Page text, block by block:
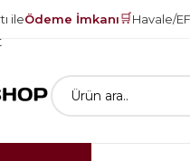
ileÖdeme İmkanı🛒Havale/